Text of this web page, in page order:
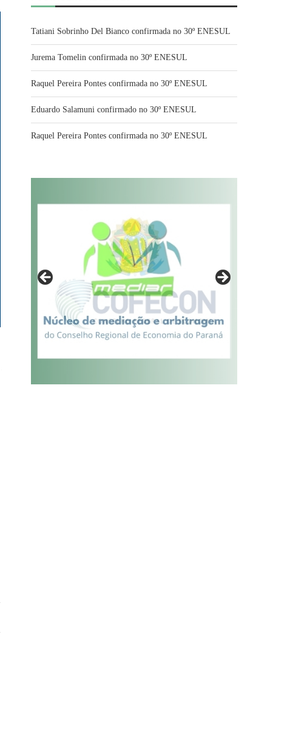
Tatiani Sobrinho Del Bianco confirmada no 30º ENESUL
Jurema Tomelin confirmada no 30º ENESUL
Raquel Pereira Pontes confirmada no 30º ENESUL
Eduardo Salamuni confirmado no 30º ENESUL
Raquel Pereira Pontes confirmada no 30º ENESUL